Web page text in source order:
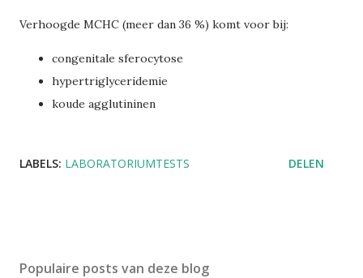
Verhoogde MCHC (meer dan 36 %) komt voor bij:
congenitale sferocytose
hypertriglyceridemie
koude agglutininen
LABELS: LABORATORIUMTESTS DELEN
Populaire posts van deze blog